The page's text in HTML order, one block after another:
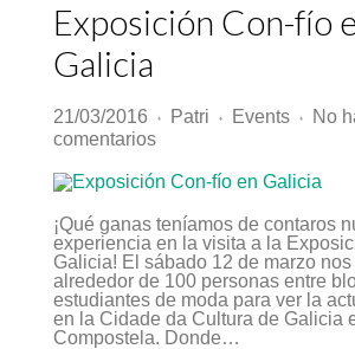
Exposición Con-fío
Galicia
21/03/2016 ♦ Patri ♦ Events ♦
No
comentariosen
Con-
fío
en
Galicia
¡Qué ganas teníamos de contaros
experiencia en la visita a la
Galicia! El sábado 12 de marzo
alrededor de 100 personas entre
estudiantes de moda para ver la
en la Cidade da Cultura de Galicia
Compostela. Donde…